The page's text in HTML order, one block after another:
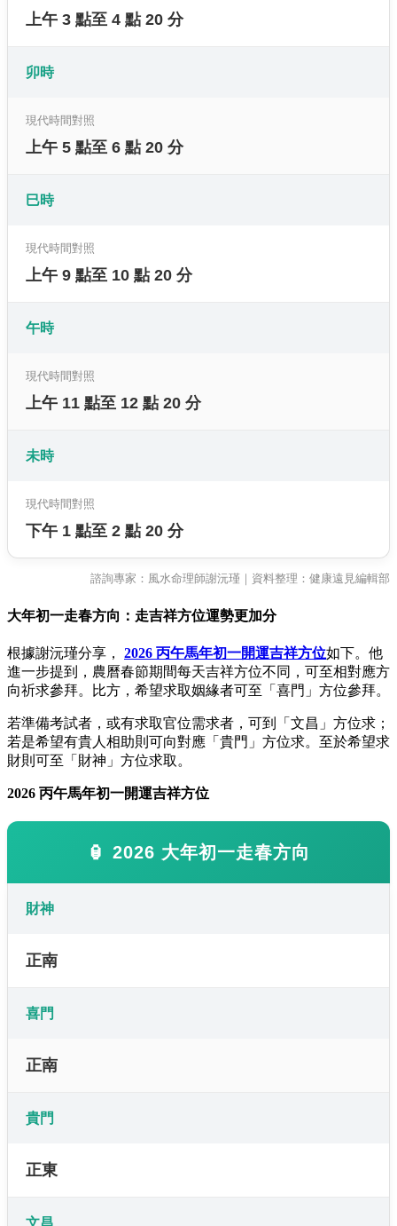
上午 3 點至 4 點 20 分
卯時
現代時間對照
上午 5 點至 6 點 20 分
巳時
現代時間對照
上午 9 點至 10 點 20 分
午時
現代時間對照
上午 11 點至 12 點 20 分
未時
現代時間對照
下午 1 點至 2 點 20 分
諮詢專家：風水命理師謝沅瑾｜資料整理：健康遠見編輯部
大年初一走春方向：走吉祥方位運勢更加分
根據謝沅瑾分享， 2026 丙午馬年初一開運吉祥方位如下。他
進一步提到，農曆春節期間每天吉祥方位不同，可至相對應方
向祈求參拜。比方，希望求取姻緣者可至「喜門」方位參拜。
若準備考試者，或有求取官位需求者，可到「文昌」方位求；
若是希望有貴人相助則可向對應「貴門」方位求。至於希望求
財則可至「財神」方位求取。
2026 丙午馬年初一開運吉祥方位
🏮 2026 大年初一走春方向
財神
正南
喜門
正南
貴門
正東
文昌